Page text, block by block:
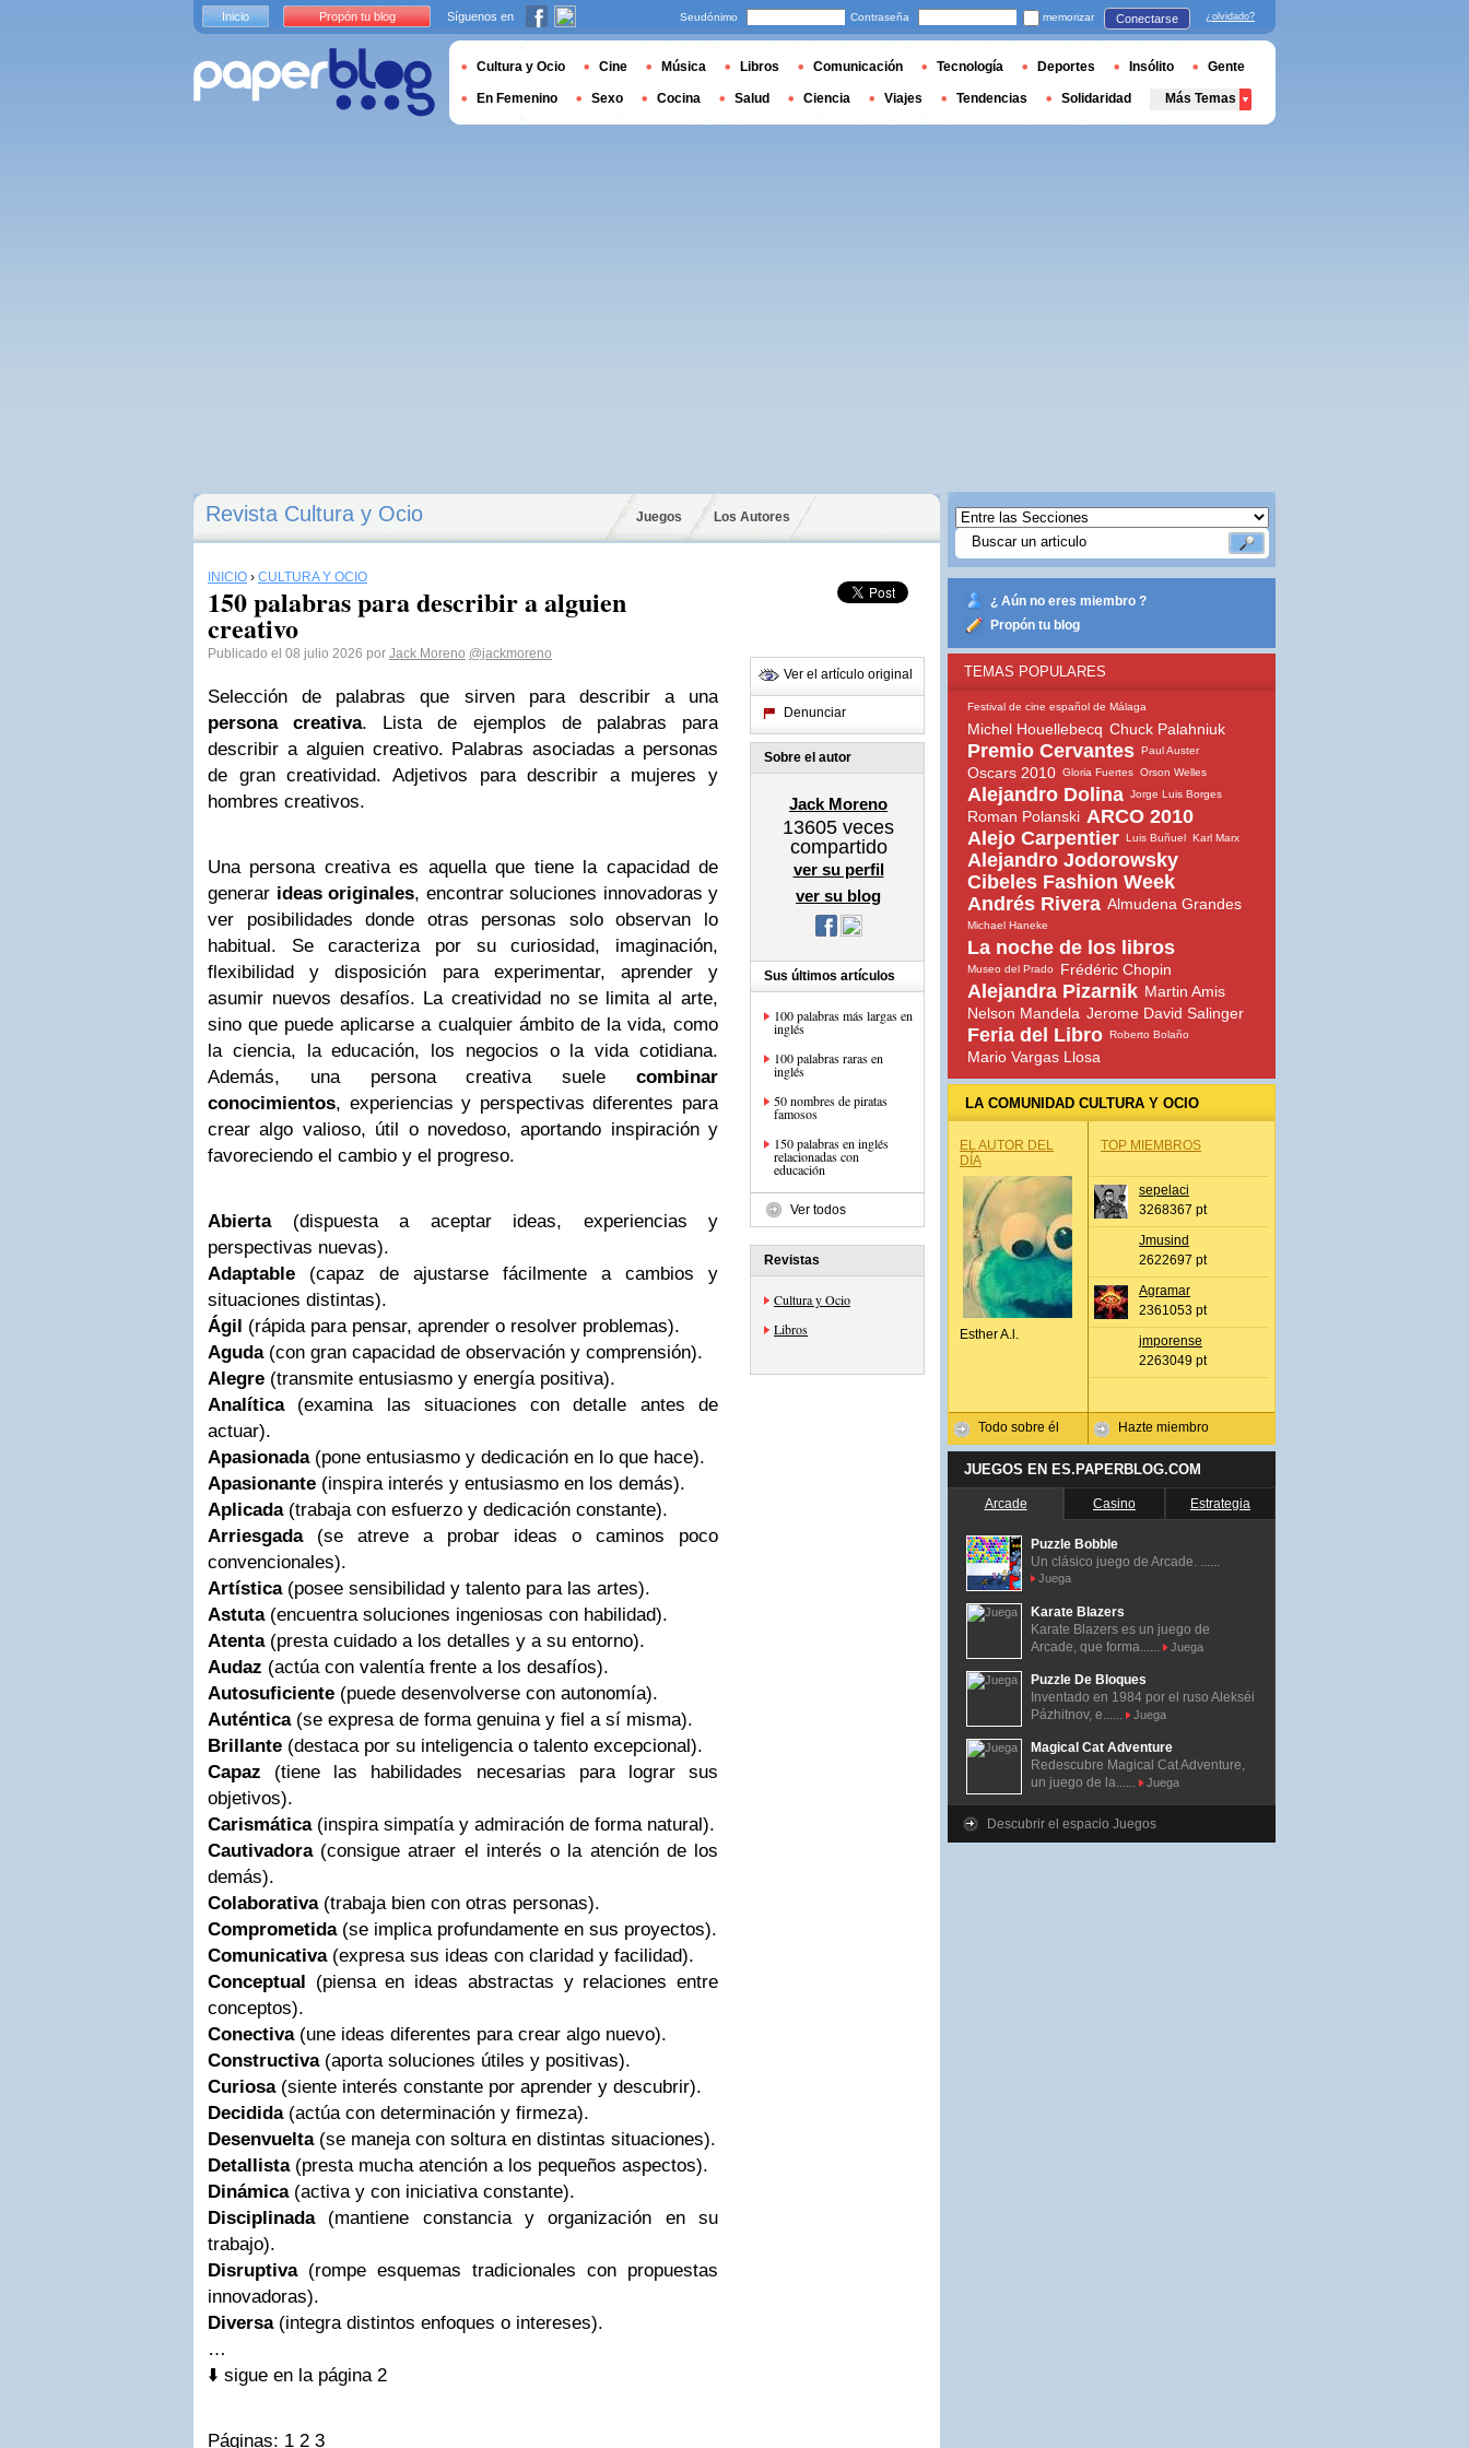
Revista Cultura y Ocio Juegos Los Autores
INICIO › CULTURA Y OCIO
150 palabras para describir a alguien
creativo
Publicado el 08 julio 2026 por Jack Moreno @jackmoreno
Selección de palabras que sirven para describir a una
persona creativa. Lista de ejemplos de palabras para
describir a alguien creativo. Palabras asociadas a personas
de gran creatividad. Adjetivos para describir a mujeres y
hombres creativos.
Una persona creativa es aquella que tiene la capacidad de
generar ideas originales, encontrar soluciones innovadoras y
ver posibilidades donde otras personas solo observan lo
habitual. Se caracteriza por su curiosidad, imaginación,
flexibilidad y disposición para experimentar, aprender y
asumir nuevos desafíos. La creatividad no se limita al arte,
sino que puede aplicarse a cualquier ámbito de la vida, como
la ciencia, la educación, los negocios o la vida cotidiana.
Además, una persona creativa suele combinar
conocimientos, experiencias y perspectivas diferentes para
crear algo valioso, útil o novedoso, aportando inspiración y
favoreciendo el cambio y el progreso.
Abierta (dispuesta a aceptar ideas, experiencias y
perspectivas nuevas).
Adaptable (capaz de ajustarse fácilmente a cambios y
situaciones distintas).
Ágil (rápida para pensar, aprender o resolver problemas).
Aguda (con gran capacidad de observación y comprensión).
Alegre (transmite entusiasmo y energía positiva).
Analítica (examina las situaciones con detalle antes de
actuar).
Apasionada (pone entusiasmo y dedicación en lo que hace).
Apasionante (inspira interés y entusiasmo en los demás).
Aplicada (trabaja con esfuerzo y dedicación constante).
Arriesgada (se atreve a probar ideas o caminos poco
convencionales).
Artística (posee sensibilidad y talento para las artes).
Astuta (encuentra soluciones ingeniosas con habilidad).
Atenta(presta cuidado a los detalles y a su entorno).
Audaz (actúa con valentía frente a los desafíos).
Autosuficiente (puede desenvolverse con autonomía).
Auténtica (se expresa de forma genuina y fiel a sí misma).
Brillante (destaca por su inteligencia o talento excepcional).
Capaz (tiene las habilidades necesarias para lograr sus
objetivos).
Carismática (inspira simpatía y admiración de forma natural).
Cautivadora (consigue atraer el interés o la atención de los
demás).
Colaborativa (trabaja bien con otras personas).
Comprometida (se implica profundamente en sus proyectos).
Comunicativa (expresa sus ideas con claridad y facilidad).
Conceptual (piensa en ideas abstractas y relaciones entre
conceptos).
Conectiva (une ideas diferentes para crear algo nuevo).
Constructiva (aporta soluciones útiles y positivas).
Curiosa (siente interés constante por aprender y descubrir).
Decidida (actúa con determinación y firmeza).
Desenvuelta (se maneja con soltura en distintas situaciones).
Detallista (presta mucha atención a los pequeños aspectos).
Dinámica (activa y con iniciativa constante).
Disciplinada (mantiene constancia y organización en su
trabajo).
Disruptiva (rompe esquemas tradicionales con propuestas
innovadoras).
Diversa (integra distintos enfoques o intereses).
…
⬇️ sigue en la página 2
Páginas: 1 2 3
Ver el artículo original
Denunciar
Sobre el autor
Jack Moreno
13605 veces
compartido
ver su perfil
ver su blog
Sus últimos artículos
100 palabras más largas en
inglés
100 palabras raras en
inglés
50 nombres de piratas
famosos
150 palabras en inglés
relacionadas con
educación
Ver todos
Revistas
Cultura y Ocio
Libros
¿ Aún no eres miembro ?
Propón tu blog
TEMAS POPULARES
Festival de cine español de Málaga
Michel Houellebecq Chuck Palahniuk
Premio Cervantes Paul Auster
Oscars 2010 Gloria Fuertes Orson Welles
Alejandro Dolina Jorge Luis Borges
Roman Polanski ARCO 2010
Alejo Carpentier Luis Buñuel Karl Marx
Alejandro Jodorowsky
Cibeles Fashion Week
Andrés Rivera Almudena Grandes
Michael Haneke
La noche de los libros
Museo del Prado Frédéric Chopin
Alejandra Pizarnik Martin Amis
Nelson Mandela Jerome David Salinger
Feria del Libro Roberto Bolaño
Mario Vargas Llosa
LA COMUNIDAD CULTURA Y OCIO
EL AUTOR DEL
DÍA
Esther A.l.
Todo sobre él
TOP MIEMBROS
sepelaci
3268367 pt
Jmusind
2622697 pt
Agramar
2361053 pt
jmporense
2263049 pt
Hazte miembro
JUEGOS EN ES.PAPERBLOG.COM
Arcade Casino Estrategia
Puzzle Bobble
Un clásico juego de Arcade. ......
Juega
Karate Blazers
Karate Blazers es un juego de
Arcade, que forma......
Juega
Puzzle De Bloques
Inventado en 1984 por el ruso Alekséi
Pázhitnov, e......
Juega
Magical Cat Adventure
Redescubre Magical Cat Adventure,
un juego de la......
Juega
Descubrir el espacio Juegos
Inicio Propón tu blog Síguenos en Seudónimo Contraseña memorizar Conectarse ¿olvidado?
Cultura y Ocio Cine Música Libros Comunicación Tecnología Deportes Insólito Gente
En Femenino Sexo Cocina Salud Ciencia Viajes Tendencias Solidaridad Más Temas